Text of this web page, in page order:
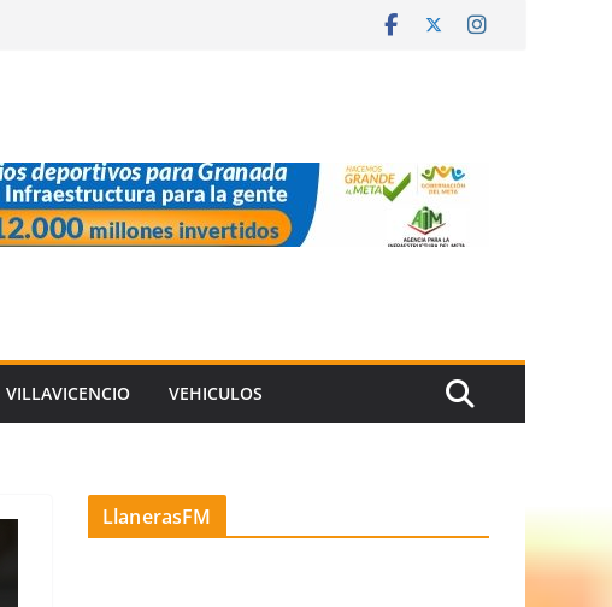
VILLAVICENCIO VEHICULOS
LlanerasFM